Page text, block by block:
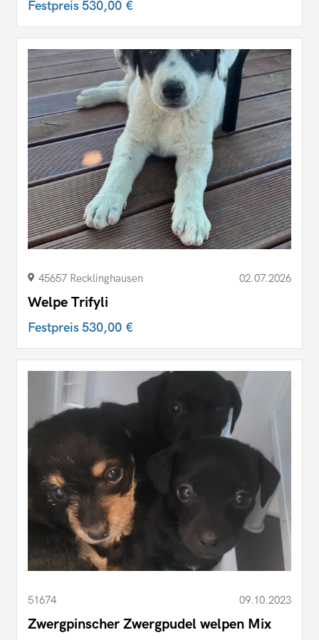
Festpreis530,00 €
45657 Recklinghausen 02.07.2026
Welpe Trifyli
Festpreis530,00 €
51674 09.10.2023
Zwergpinscher Zwergpudel welpen Mix